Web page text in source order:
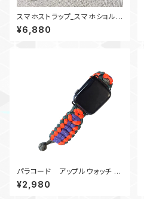
スマホストラップ_スマホショルダ
ース_パラコードトラップ_竜使い
_4Ring
¥6,880
パラコード アップルウォッチ バ
ンド44_WideSanctified_PO
GOd
¥2,980